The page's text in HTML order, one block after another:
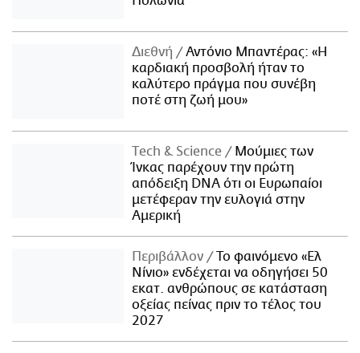
Διεθνή
Αντόνιο Μπαντέρας: «Η
καρδιακή προσβολή ήταν το
καλύτερο πράγμα που συνέβη
ποτέ στη ζωή μου»
Τech & Science
Μούμιες των
Ίνκας παρέχουν την πρώτη
απόδειξη DNA ότι οι Ευρωπαίοι
μετέφεραν την ευλογιά στην
Αμερική
Περιβάλλον
Το φαινόμενο «Ελ
Νίνιο» ενδέχεται να οδηγήσει 50
εκατ. ανθρώπους σε κατάσταση
οξείας πείνας πριν το τέλος του
2027